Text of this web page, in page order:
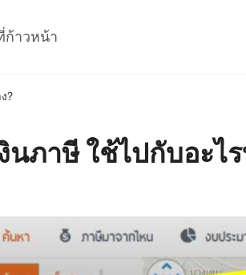
ก้าวหน้า
?
ภาษี ใช้ไปกับอะไ